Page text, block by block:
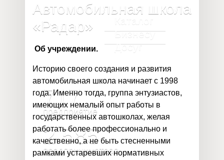
Каталог
Бизнесу
Досуг
717
предприятие
2 585
предпринимателя
Автомобильная школа
«Радар»
Об учреждении.
Историю своего создания и развития
автомобильная школа начинает с 1998
года. Именно тогда, группа энтузиастов,
имеющих немалый опыт работы в
государственных автошколах, желая
работать более профессионально и
качественно, а не быть стесненными
рамками устаревших нормативных